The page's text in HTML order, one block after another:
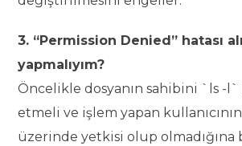
3. “Permission Denied” hatası
yapmalıyım?
Öncelikle dosyanın sahibini `ls -l`
etmeli ve işlem yapan
üzerinde yetkisi olup olmadığına